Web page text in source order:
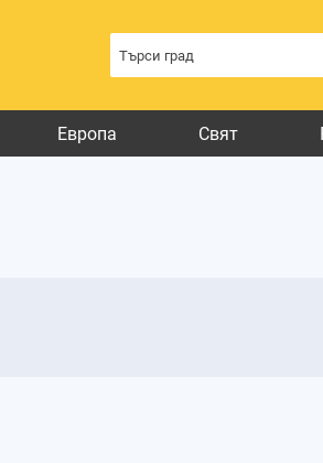
Европа Свят